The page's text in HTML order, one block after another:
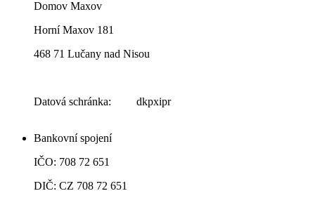
Domov Maxov
Horní Maxov 181
468 71 Lučany nad Nisou
Datová schránka: dkpxipr
Bankovní spojení
IČO: 708 72 651
DIČ: CZ 708 72 651